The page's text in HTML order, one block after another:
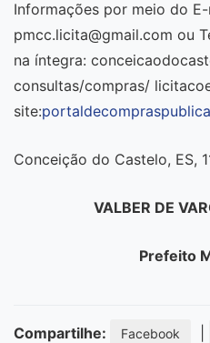
Informações por meio do E-
pmcc.licita@gmail.com ou
na íntegra:
consultas/compras/
site:
Conceição do Castelo, ES,
VALBER DE
Prefeito
Compartilhe: Facebook